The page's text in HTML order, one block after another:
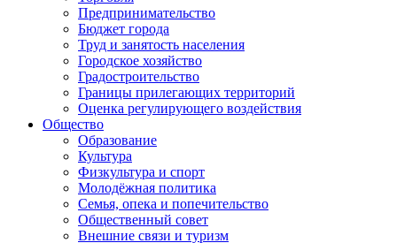
Предпринимательство
Бюджет города
Труд и занятость населения
Городское хозяйство
Градостроительство
Границы прилегающих территорий
Оценка регулирующего воздействия
Общество
Образование
Культура
Физкультура и спорт
Молодёжная политика
Семья, опека и попечительство
Общественный совет
Внешние связи и туризм